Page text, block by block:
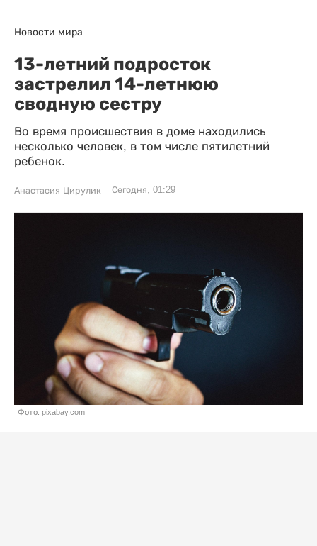
Новости мира
13-летний подросток
застрелил 14-летнюю
сводную сестру
Во время происшествия в доме находились
несколько человек, в том числе пятилетний
ребенок.
Анастасия Цирулик Сегодня, 01:29
Фото: pixabay.com